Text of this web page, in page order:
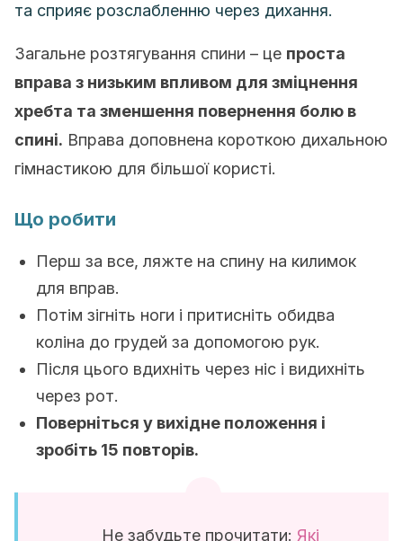
та сприяє розслабленню через дихання.
Загальне розтягування спини – це проста
вправа з низьким впливом для зміцнення
хребта та зменшення повернення болю в
спині. Вправа доповнена короткою дихальною
гімнастикою для більшої користі.
Що робити
Перш за все, ляжте на спину на килимок
для вправ.
Потім зігніть ноги і притисніть обидва
коліна до грудей за допомогою рук.
Після цього вдихніть через ніс і видихніть
через рот.
Поверніться у вихідне положення і
зробіть 15 повторів.
Не забудьте прочитати: Які